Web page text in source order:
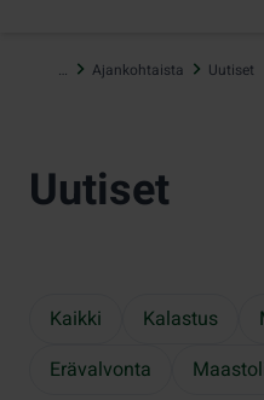
… Ajankohtaista Uutiset
Uutiset
Kaikki Kalastus
Erävalvonta